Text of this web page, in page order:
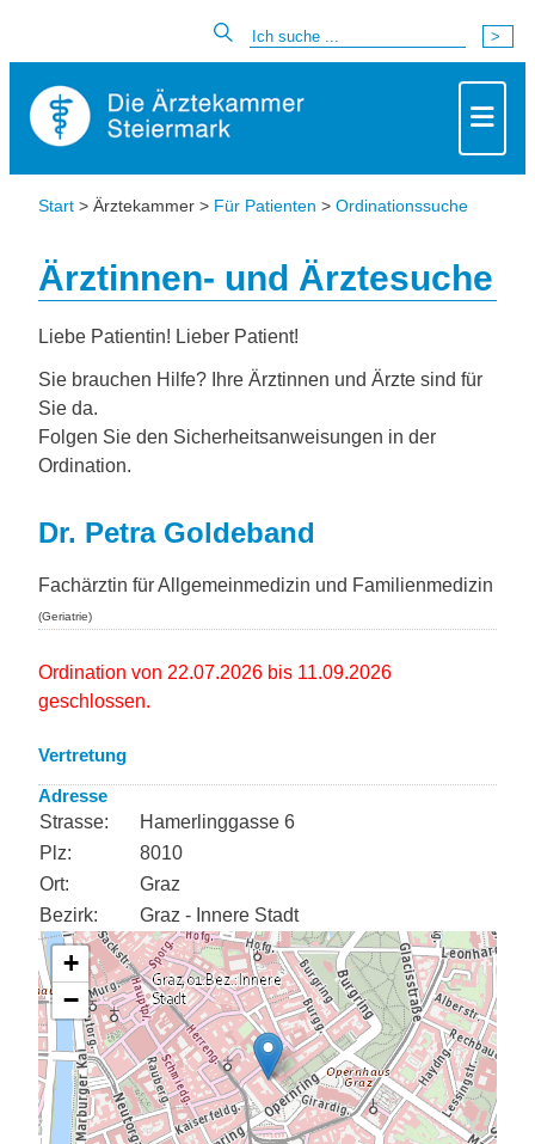
Start > Ärztekammer > Für Patienten > Ordinationssuche
Ärztinnen- und Ärztesuche
Liebe Patientin! Lieber Patient!
Sie brauchen Hilfe? Ihre Ärztinnen und Ärzte sind für
Sie da.
Folgen Sie den Sicherheitsanweisungen in der
Ordination.
Dr. Petra Goldeband
Fachärztin für Allgemeinmedizin und Familienmedizin
(Geriatrie)
Ordination von 22.07.2026 bis 11.09.2026
geschlossen.
Vertretung
Adresse
Strasse:
Hamerlinggasse 6
Plz:
8010
Ort:
Graz
Bezirk:
Graz - Innere Stadt